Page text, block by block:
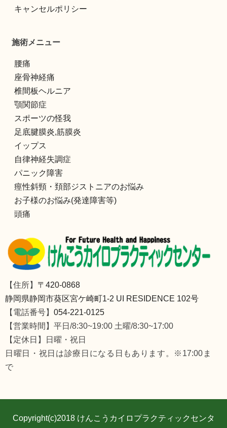
キャンセルポリシー
施術メニュー
腰痛
座骨神経痛
椎間板ヘルニア
顎関節症
スポーツの怪我
足底腱膜炎,筋膜炎
イップス
自律神経失調症
パニック障害
痙性斜頸・頚部ジストニアのお悩み
お子様のお悩み(発達障害等)
頭痛
【住所】 〒420-0868
静岡県静岡市葵区宮ケ崎町1-2 UI RESIDENCE 102号
【電話番号】 054-221-0125
【営業時間】平日/8:30~19:00 土曜/8:30~17:00
【定休日】日曜・祝日
日曜日・祝日は診療日になる日もあります。※17:00ま
で
Copyright(c)2018 けんこうカイロプラクティックセンタ